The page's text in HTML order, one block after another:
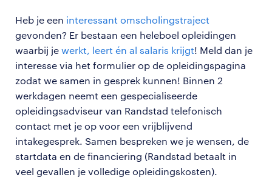
Heb je een interessant omscholingstraject
gevonden? Er bestaan een heleboel opleidingen
waarbij je werkt, leert én al salaris krijgt! Meld dan je
interesse via het formulier op de opleidingspagina
zodat we samen in gesprek kunnen! Binnen 2
werkdagen neemt een gespecialiseerde
opleidingsadviseur van Randstad telefonisch
contact met je op voor een vrijblijvend
intakegesprek. Samen bespreken we je wensen, de
startdata en de financiering (Randstad betaalt in
veel gevallen je volledige opleidingskosten).